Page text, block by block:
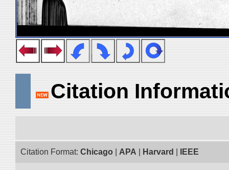
Citation
Citation Format: Chicago APA Harvard IEEE